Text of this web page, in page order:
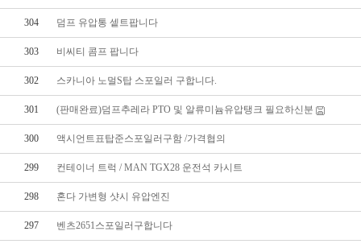
304 덤프 유압통 셑트팝니다
303 비씨티 콤프 팝니다
302 스카니아 노멀S탑 스포일러 구합니다.
301 (판매완료)덤프추레라 PTO 및 알류미늄유압탱크 필요하신분
300 액시언트표탑준스포일러구함 /가격협의
299 컨테이너 트럭 / MAN TGX28 운전석 카시트
298 혼다 가변형 샷시 유압엔진
297 벤츠2651스포일러구합니다